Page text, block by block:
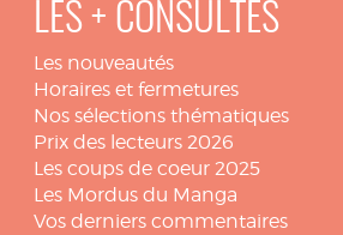
LES + CONSULTÉS
Les nouveautés
Horaires et fermetures
Nos sélections thématiques
Prix des lecteurs 2026
Les coups de coeur 2025
Les Mordus du Manga
Vos derniers commentaires